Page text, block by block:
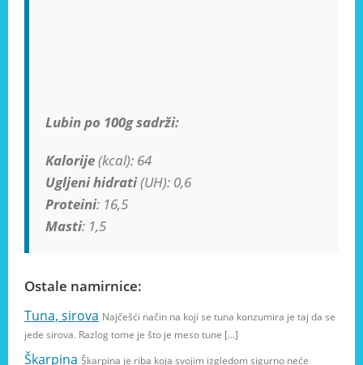
Lubin po 100g sadrži:
Kalorije(kcal): 64
Ugljeni hidrati(UH): 0,6
Proteini: 16,5
Masti: 1,5
Ostale namirnice:
Tuna, sirova Najčešći način na koji se tuna konzumira je taj da se
jede sirova. Razlog tome je što je meso tune […]
Škarpina Škarpina je riba koja svojim izgledom sigurno neće